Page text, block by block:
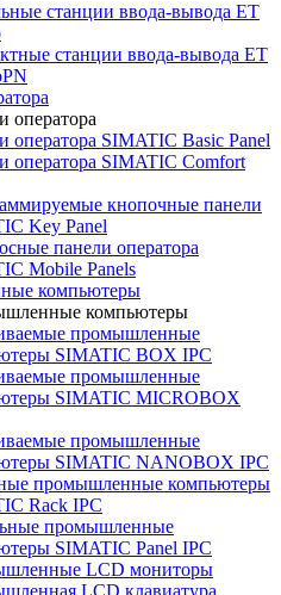
станции ввода-вывода ET
станции ввода-вывода ET
оператора
оператора SIMATIC Basic Panel
оператора SIMATIC Comfort
кнопочные панели
Key Panel
панели оператора
Mobile Panels
компьютеры
компьютеры
промышленные
SIMATIC BOX IPC
промышленные
SIMATIC MICROBOX
промышленные
SIMATIC NANOBOX IPC
промышленные компьютеры
Rack IPC
промышленные
SIMATIC Panel IPC
LCD мониторы
LCD клавиатура